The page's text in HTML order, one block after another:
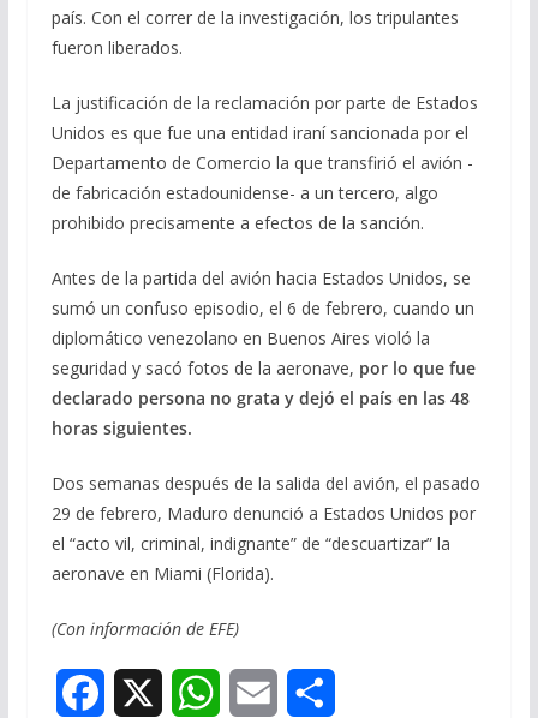
país. Con el correr de la investigación, los tripulantes
fueron liberados.
La justificación de la reclamación por parte de Estados
Unidos es que fue una entidad iraní sancionada por el
Departamento de Comercio la que transfirió el avión -
de fabricación estadounidense- a un tercero, algo
prohibido precisamente a efectos de la sanción.
Antes de la partida del avión hacia Estados Unidos, se
sumó un confuso episodio, el 6 de febrero, cuando un
diplomático venezolano en Buenos Aires violó la
seguridad y sacó fotos de la aeronave, por lo que fue
declarado persona no grata y dejó el país en las 48
horas siguientes.
Dos semanas después de la salida del avión, el pasado
29 de febrero, Maduro denunció a Estados Unidos por
el “acto vil, criminal, indignante” de “descuartizar” la
aeronave en Miami (Florida).
(Con información de EFE)
W